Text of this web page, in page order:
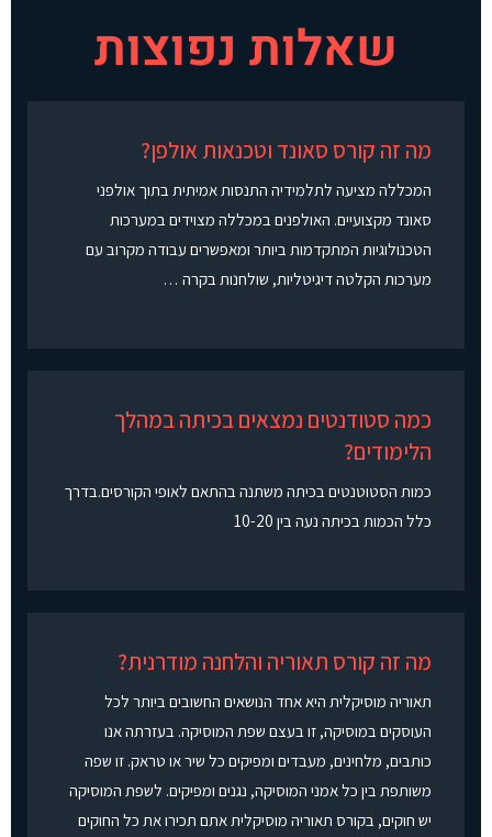
שאלות נפוצות
מה זה קורס סאונד וטכנאות אולפן?
המכללה מציעה לתלמידיה התנסות אמיתית בתוך אולפני
סאונד מקצועיים. האולפנים במכללה מצוידים במערכות
הטכנולוגיות המתקדמות ביותר ומאפשרים עבודה מקרוב עם
מערכות הקלטה דיגיטליות, שולחנות בקרה …
כמה סטודנטים נמצאים בכיתה במהלך
הלימודים?
כמות הסטוטנטים בכיתה משתנה בהתאם לאופי הקורסים.בדרך
כלל הכמות בכיתה נעה בין 10-20
מה זה קורס תאוריה והלחנה מודרנית?
תאוריה מוסיקלית היא אחד הנושאים החשובים ביותר לכל
העוסקים במוסיקה, זו בעצם שפת המוסיקה. בעזרתה אנו
כותבים, מלחינים, מעבדים ומפיקים כל שיר או טראק. זו שפה
משותפת בין כל אמני המוסיקה, נגנים ומפיקים. לשפת המוסיקה
יש חוקים, בקורס תאוריה מוסיקלית אתם תכירו את כל החוקים